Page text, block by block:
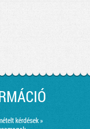
kérdések »